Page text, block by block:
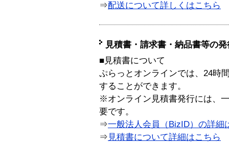
⇒配送について詳しくはこちら
見積書・請求書・納品書等の
■見積書について
ぷらっとオンラインでは、24時
することができます。
※オンライン見積書発行には、
要です。
⇒一般法人会員（BizID）の詳細
⇒ 見積書について詳細はこちら